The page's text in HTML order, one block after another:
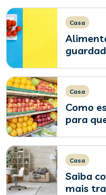
Casa
Casa
Como
para
Casa
Saiba
mais